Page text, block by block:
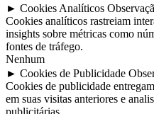
► Cookies Analíticos
Cookies analíticos rastreiam
insights sobre métricas como
fontes de tráfego.
Nenhum
► Cookies de Publicidade
Cookies de publicidade
em suas visitas anteriores e